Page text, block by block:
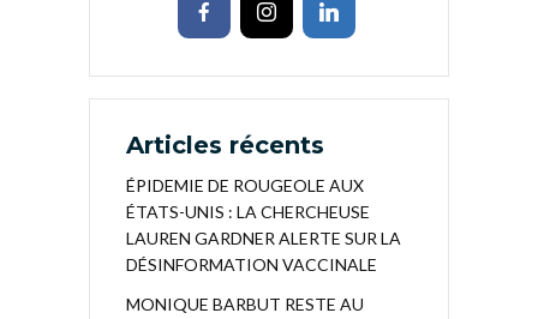
Articles récents
ÉPIDEMIE DE ROUGEOLE AUX
ÉTATS-UNIS : LA CHERCHEUSE
LAUREN GARDNER ALERTE SUR LA
DÉSINFORMATION VACCINALE
MONIQUE BARBUT RESTE AU